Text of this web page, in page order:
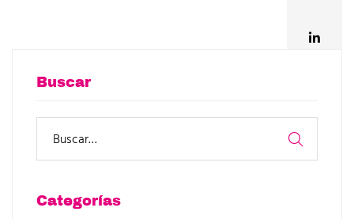
Buscar
Categorías